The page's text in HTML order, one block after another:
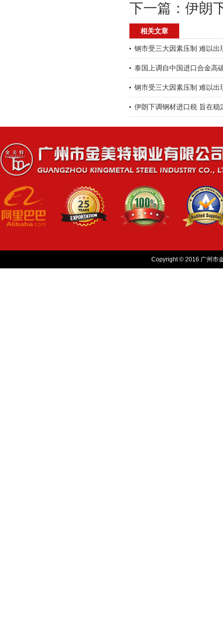
下一篇： 伊朗
相关文章
钢市受三大因素压制 难以出
泰国上调自中国进口合金高
钢市受三大因素压制 难以出
伊朗下调钢材进口税 旨在稳
Copyright © 2016 广州市